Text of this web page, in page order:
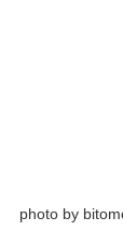
photo by